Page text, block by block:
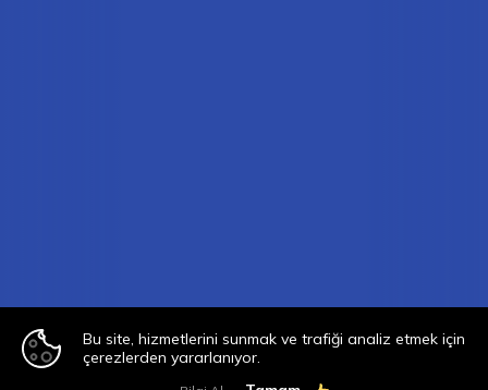
Bu site, hizmetlerini sunmak ve trafiği analiz etmek için
çerezlerden yararlanıyor.